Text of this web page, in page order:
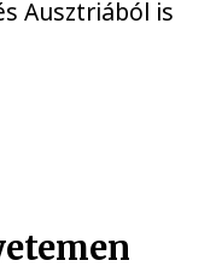
Ausztriából is